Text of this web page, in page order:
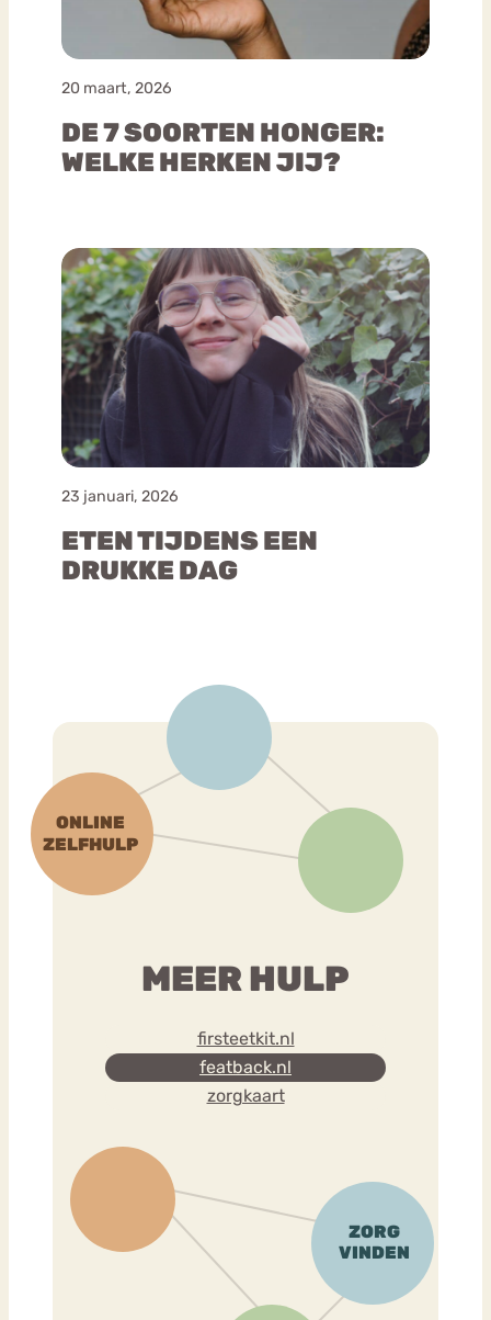
20 maart, 2026
DE 7 SOORTEN HONGER:
WELKE HERKEN JIJ?
23 januari, 2026
ETEN TIJDENS EEN
DRUKKE DAG
MEER HULP
firsteetkit.nl
featback.nl
zorgkaart